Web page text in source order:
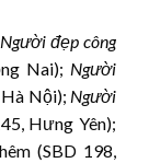
Người đẹp công
Nai); Người
Nội); Người
Hưng Yên);
(SBD 198,